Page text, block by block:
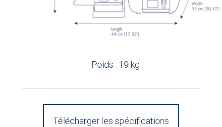
Poids : 19 kg
Télécharger les spécifications